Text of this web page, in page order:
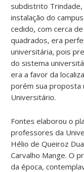
subdistrito Trindade,
instalação do
cedido, com cerca
quadrados, era
universitária, pois
do sistema
era a favor da
porém sua proposta
Universitário.
Fontes elaborou o
professores da
Hélio de Queiroz
Carvalho Mange. O
da época,